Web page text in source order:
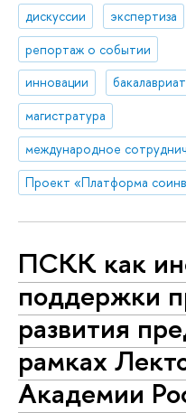
дискуссии
экспертиза
репортаж о событии
инновации
бакалавриат
магистратура
международное
ПСКК как
поддержки
развития
рамках
Академии